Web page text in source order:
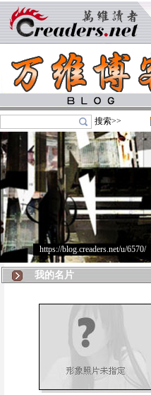
搜索>>
https://blog.creaders.net/u/6570/>
我的名片